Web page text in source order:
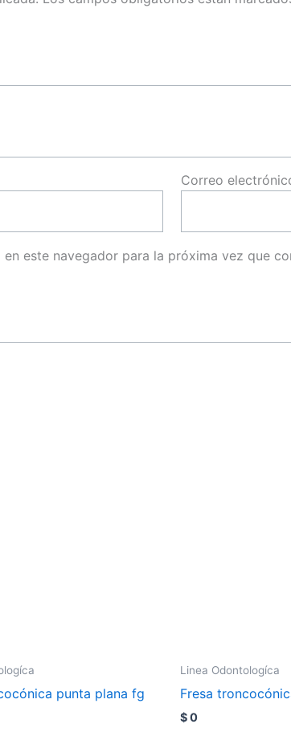
Correo
este navegador para la próxima vez que
punta plana fg
Linea Odontologíca
Fresa
$0